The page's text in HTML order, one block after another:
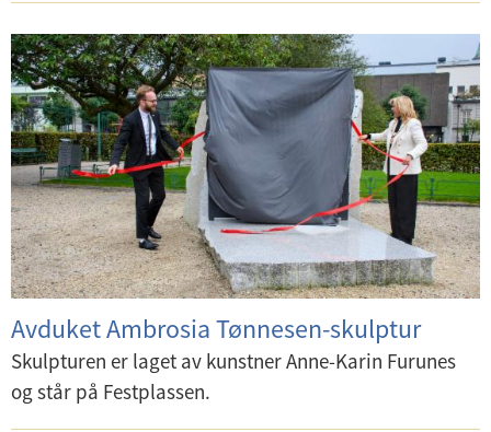
Avduket Ambrosia Tønnesen-skulptur
Skulpturen er laget av kunstner Anne-Karin Furunes
og står på Festplassen.